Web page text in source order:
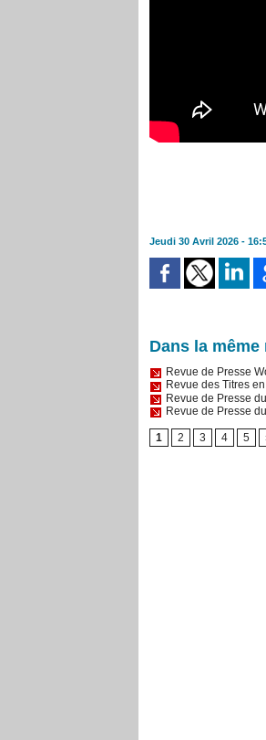
Jeudi 30 Avril 2026 -
Dans la
Revue de Presse
Revue des Titres
Revue de Presse
Revue de Presse
1 2 3 4 5